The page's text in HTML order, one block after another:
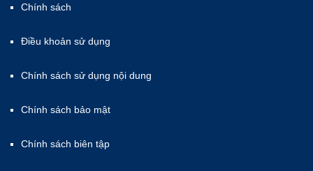
Chính sách
Điều khoản sử dụng
Chính sách sử dụng nội dung
Chính sách bảo mật
Chính sách biên tập